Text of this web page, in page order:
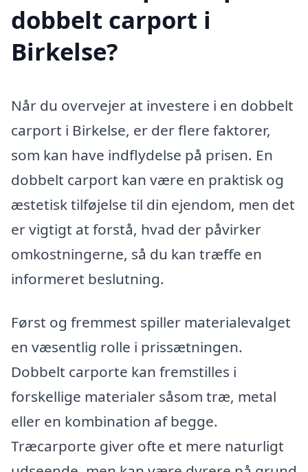
dobbelt carport i
Birkelse?
Når du overvejer at investere i en dobbelt
carport i Birkelse, er der flere faktorer,
som kan have indflydelse på prisen. En
dobbelt carport kan være en praktisk og
æstetisk tilføjelse til din ejendom, men det
er vigtigt at forstå, hvad der påvirker
omkostningerne, så du kan træffe en
informeret beslutning.
Først og fremmest spiller materialevalget
en væsentlig rolle i prissætningen.
Dobbelt carporte kan fremstilles i
forskellige materialer såsom træ, metal
eller en kombination af begge.
Træcarporte giver ofte et mere naturligt